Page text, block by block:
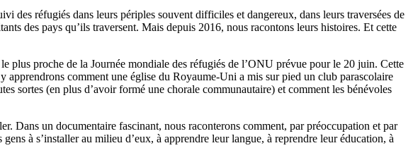
des réfugiés dans leurs périples souvent difficiles et dangereux, dans leurs traversées de
des pays qu’ils traversent. Mais depuis 2016, nous racontons leurs histoires. Et cette
plus proche de la Journée mondiale des réfugiés de l’ONU prévue pour le 20 juin. Cette
comment une église du Royaume-Uni a mis sur pied un club parascolaire
sortes (en plus d’avoir formé une chorale communautaire) et comment les bénévoles
Dans un documentaire fascinant, nous raconterons comment, par préoccupation et par
à s’installer au milieu d’eux, à apprendre leur langue, à reprendre leur éducation, à